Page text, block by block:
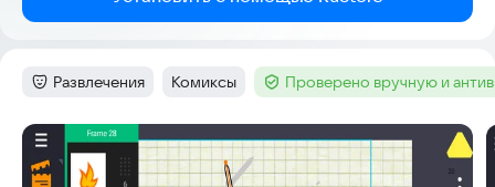
Категория:
Развлечения Тег:
Комиксы Тег :Проверено вручную и
Скриншоты